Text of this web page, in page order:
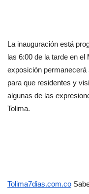
La inauguración está
las 6:00 de la tarde en
exposición permanecerá
para que residentes y
algunas de las
Tolima.
Tolima7dias.com.co